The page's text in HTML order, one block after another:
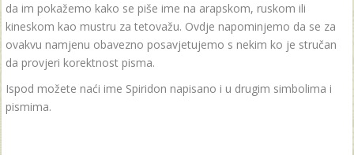
da im pokažemo kako se piše ime na arapskom, ruskom ili
kineskom kao mustru za tetovažu. Ovdje napominjemo da se za
ovakvu namjenu obavezno posavjetujemo s nekim ko je stručan
da provjeri korektnost pisma.
Ispod možete naći ime Spiridon napisano i u drugim simbolima i
pismima.